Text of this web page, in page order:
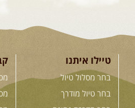
בין רכס הקווקז הנמוך לגבוה, בין נהרות
שוצפים למעברי הרים ...
לכל המסעות
טיילו איתנו
בחר מסלול טיול
בחר טיול מודרך